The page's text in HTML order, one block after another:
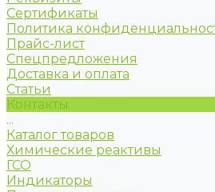
Сертификаты
Политика
Прайс-лист
Спецпредложения
Доставка и оплата
Статьи
Контакты
...
Каталог товаров
Химические реактивы
ГСО
Индикаторы